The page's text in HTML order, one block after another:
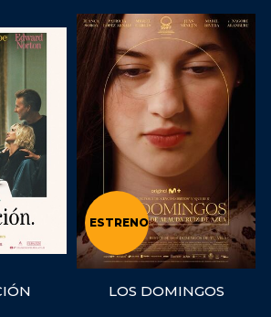
ESTRENO
LOS DOMINGOS